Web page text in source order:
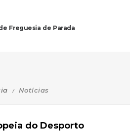
Freguesia de Parada
Notícias
do Desporto